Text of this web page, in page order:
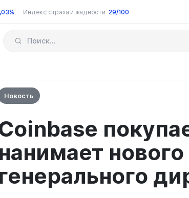
Индекс страха и жадности 29/100
Новость
нанимает нового
генерального